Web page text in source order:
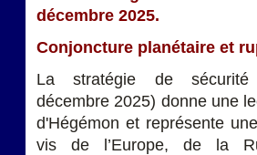
décembre 2025.
Conjoncture planétaire et
La stratégie de
décembre 2025) donne une
d'Hégémon et représente
vis de l’Europe, de la